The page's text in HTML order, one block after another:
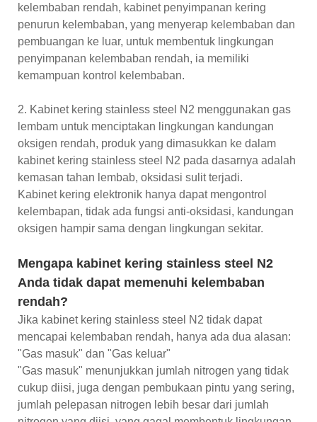
kelembaban rendah, kabinet penyimpanan kering
penurun kelembaban, yang menyerap kelembaban dan
pembuangan ke luar, untuk membentuk lingkungan
penyimpanan kelembaban rendah, ia memiliki
kemampuan kontrol kelembaban.
2. Kabinet kering stainless steel N2 menggunakan gas
lembam untuk menciptakan lingkungan kandungan
oksigen rendah, produk yang dimasukkan ke dalam
kabinet kering stainless steel N2 pada dasarnya adalah
kemasan tahan lembab, oksidasi sulit terjadi.
Kabinet kering elektronik hanya dapat mengontrol
kelembapan, tidak ada fungsi anti-oksidasi, kandungan
oksigen hampir sama dengan lingkungan sekitar.
Mengapa kabinet kering stainless steel N2
Anda tidak dapat memenuhi kelembaban
rendah?
Jika kabinet kering stainless steel N2 tidak dapat
mencapai kelembaban rendah, hanya ada dua alasan:
"Gas masuk" dan "Gas keluar"
"Gas masuk" menunjukkan jumlah nitrogen yang tidak
cukup diisi, juga dengan pembukaan pintu yang sering,
jumlah pelepasan nitrogen lebih besar dari jumlah